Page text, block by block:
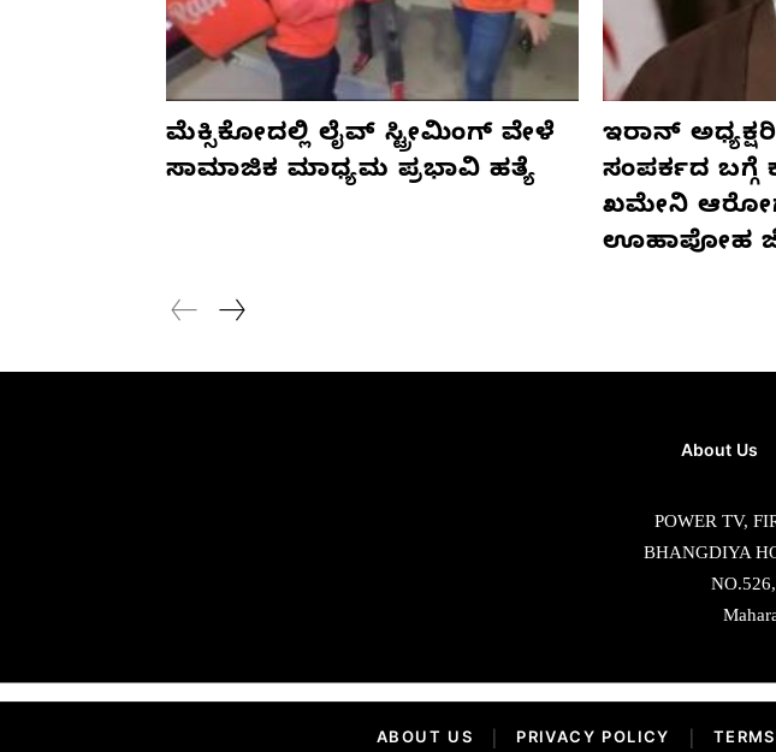
ಮೆಕ್ಸಿಕೋದಲ್ಲಿ ಲೈವ್ ಸ್ಟ್ರೀಮಿಂಗ್ ವೇಳೆ
ಸಾಮಾಜಿಕ ಮಾಧ್ಯಮ ಪ್ರಭಾವಿ ಹತ್ಯೆ
ಇರಾನ್
ಸಂಪರ್ಕದ ಬಗ್ಗೆ
ಖಮೇನಿ
ಊಹಾಪೋಹ
About Us
POWER TV,
BHANGDIYA
ABOUT US PRIVACY POLICY